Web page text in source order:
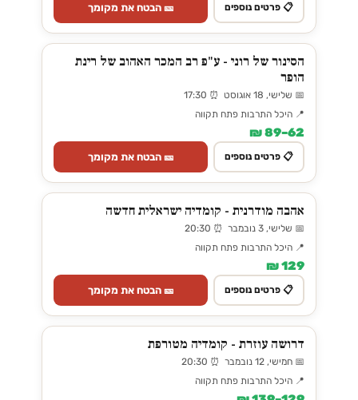
📋 פרטים נוספים 🎫 הבטח את מקומך
הסינור של רוני - ע"פ רב המכר האהוב של רינת
הופר
📅 שלישי, 18 אוגוסט ⏰ 17:30
📍 היכל התרבות פתח תקווה
62–89 ₪
📋 פרטים נוספים 🎫 הבטח את מקומך
אהבה מודרנית - קומדיה ישראלית חדשה
📅 שלישי, 3 נובמבר ⏰ 20:30
📍 היכל התרבות פתח תקווה
129 ₪
📋 פרטים נוספים 🎫 הבטח את מקומך
דרושה עוזרת - קומדיה מטורפת
📅 חמישי, 12 נובמבר ⏰ 20:30
📍 היכל התרבות פתח תקווה